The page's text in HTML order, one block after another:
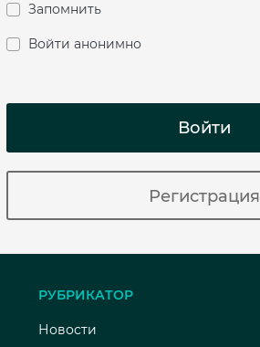
Запомнить
Войти анонимно
Войти
Регистрация
РУБРИКАТОР
Новости